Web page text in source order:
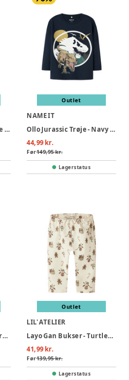
Nomal Zootropolis Trøje - Navy Blazer
Outlet
NAME IT
Ollo Jurassic Trøje - Navy Blazer
44,99 kr.
Før149,95 kr.
Lagerstatus
Ollo Jurassic Trøje - Bistro Green
Outlet
LIL' ATELIER
Layo Gan Bukser - Turtledove
41,99 kr.
Før139,95 kr.
Lagerstatus